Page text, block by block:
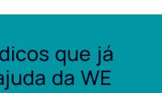
que já
da WE